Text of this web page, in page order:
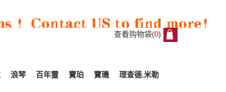
查看购物袋(0)
浪琴 百年靈 寶珀 寶璣 理查德.米勒